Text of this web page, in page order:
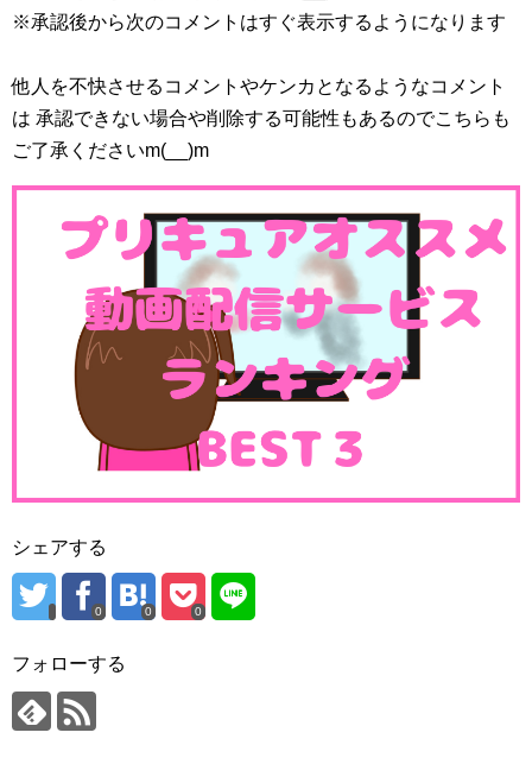
※承認後から次のコメントはすぐ表示するようになります
他人を不快させるコメントやケンカとなるようなコメント
は 承認できない場合や削除する可能性もあるのでこちらも
ご了承くださいm(__)m
シェアする
0 0 0
フォローする